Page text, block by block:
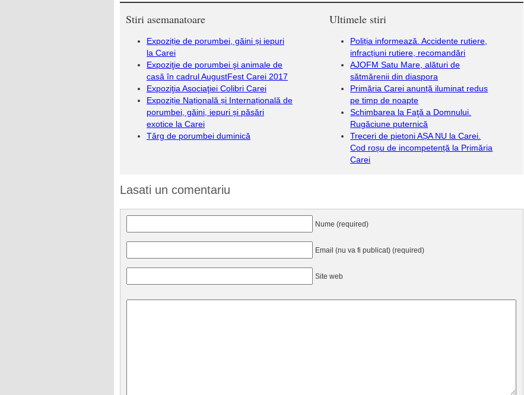
Stiri asemanatoare
Expoziție de porumbei, găini și iepuri
la Carei
Expoziţie de porumbei şi animale de
casă în cadrul AugustFest Carei 2017
Expoziţia Asociaţiei Colibri Carei
Expoziție Națională și Internațională de
porumbei, găini, iepuri și păsări
exotice la Carei
Târg de porumbei duminică
Ultimele stiri
Poliția informează. Accidente rutiere,
infracțiuni rutiere, recomandări
AJOFM Satu Mare, alături de
sătmărenii din diaspora
Primăria Carei anunță iluminat redus
pe timp de noapte
Schimbarea la Faţă a Domnului.
Rugăciune puternică
Treceri de pietoni AȘA NU la Carei.
Cod roșu de incompetență la Primăria
Carei
Lasati un comentariu
Nume (required)
Email (nu va fi publicat) (required)
Site web